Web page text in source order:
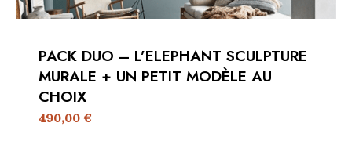
PACK DUO – L’ELEPHANT SCULPTURE
MURALE + UN PETIT MODÈLE AU
CHOIX
490,00€